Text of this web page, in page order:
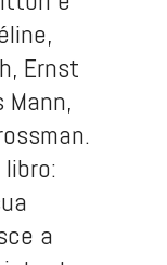
Ernst
Mann,
a